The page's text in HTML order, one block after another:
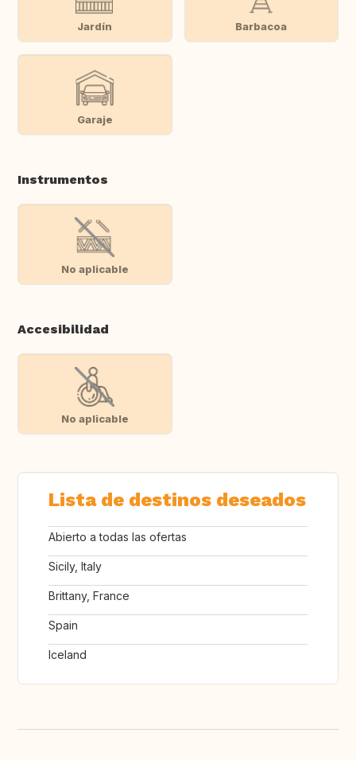
Jardín Barbacoa
Garaje
Instrumentos
No aplicable
Accesibilidad
No aplicable
Lista de destinos deseados
Abierto a todas las ofertas
Sicily, Italy
Brittany, France
Spain
Iceland